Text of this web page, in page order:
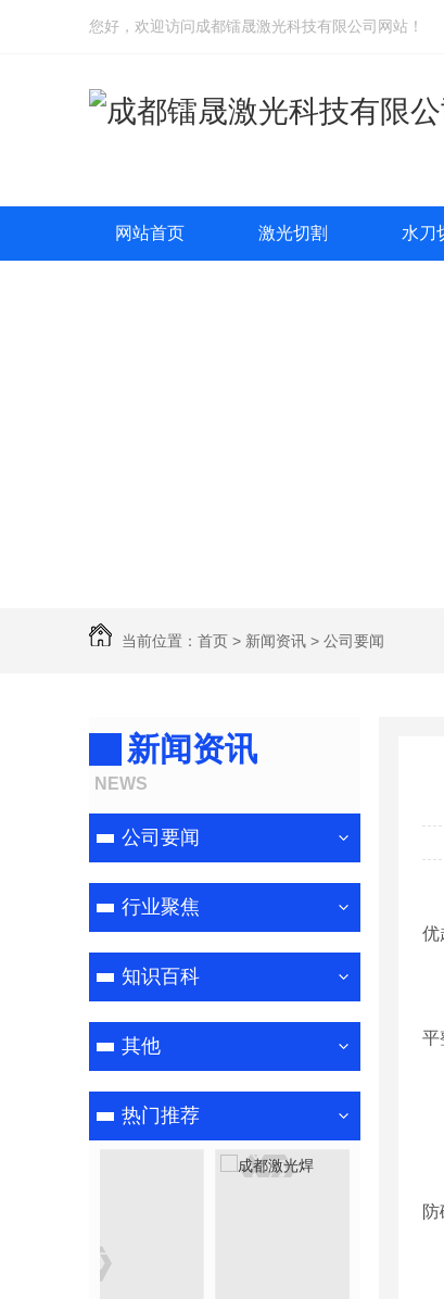
您好，欢迎访问成都镭晟激光科技有限公司网站！
网站首页 激光切割 水刀
当前位置： 首页 > 新闻资讯 > 公司要闻
新闻资讯
NEWS
公司要闻
行业聚焦
知识百科
其他
热门推荐
优
平
防